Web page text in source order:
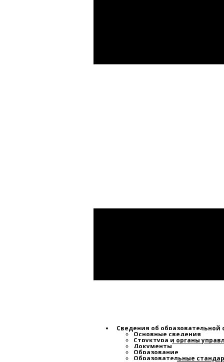
Сведения об образовательной
Основные сведения
Структура и органы
Документы
Образование
Образовательные